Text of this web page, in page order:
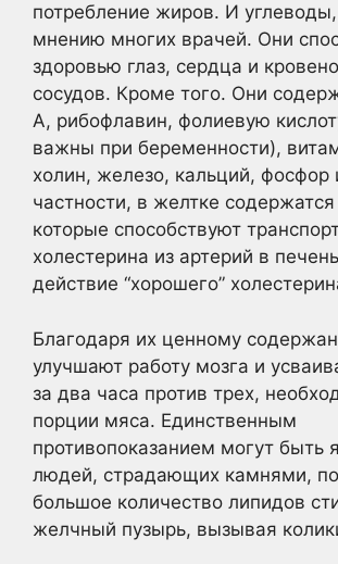
потребление жиров. И
мнению многих врачей. Они
здоровью глаз, сердца и
сосудов. Кроме того. Они
А, рибофлавин, фолиевую
важны при беременности),
холин, железо, кальций, фосфор
частности, в желтке
которые способствуют
холестерина из артерий в
действие “хорошего”
Благодаря их ценному
улучшают работу мозга и
за два часа против трех,
порции мяса. Единственным
противопоказанием могут быть
людей, страдающих камнями,
большое количество липидов
желчный пузырь, вызывая